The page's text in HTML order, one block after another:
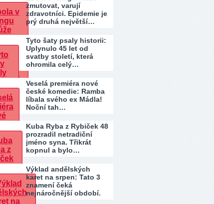
zmutovat, varují
zdravotníci. Epidemie je
prý druhá největší…
Tyto šaty psaly historii:
Uplynulo 45 let od
svatby století, která
ohromila celý…
Veselá premiéra nové
české komedie: Ramba
líbala svého ex Mádla!
Noční tah…
Kuba Ryba z Rybiček 48
prozradil netradiční
jméno syna. Třikrát
kopnul a bylo…
Výklad andělských
karet na srpen: Tato 3
znamení čeká
nejnáročnější období.